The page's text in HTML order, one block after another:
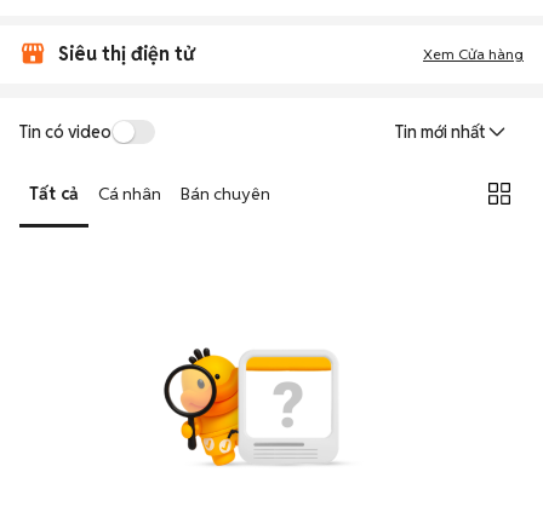
Siêu thị điện tử Xem Cửa hàng
Tin có video Tin mới nhất
Tất cả Cá nhân Bán chuyên